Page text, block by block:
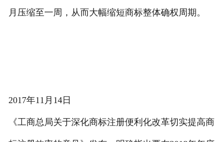
月压缩至一周，从而大幅缩短商标整体确权周期。
2017年11月14日
《工商总局关于深化商标注册便利化改革切实提高商